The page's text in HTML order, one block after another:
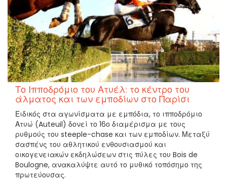
Το Ιπποδρόμιο του Ατυέλ: το κέντρο του
άλματος και των εμποδίων στο Παρίσι
Ειδικός στα αγωνίσματα με εμπόδια, το ιπποδρόμιο
Ατυώ (Auteuil) δονεί το 16ο διαμέρισμα με τους
ρυθμούς του steeple-chase και των εμποδίων. Μεταξύ
σασπένς του αθλητικού ενθουσιασμού και
οικογενειακών εκδηλώσεων στις πύλες του Bois de
Boulogne, ανακαλύψτε αυτό το μυθικό τοπόσημο της
πρωτεύουσας.